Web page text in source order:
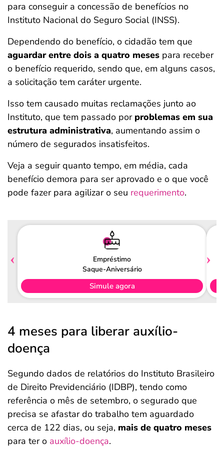
para conseguir a concessão de benefícios no
Instituto Nacional do Seguro Social (INSS).
Dependendo do benefício, o cidadão tem que
aguardar entre dois a quatro meses para receber
o benefício requerido, sendo que, em alguns casos,
a solicitação tem caráter urgente.
Isso tem causado muitas reclamações junto ao
Instituto, que tem passado por problemas em sua
estrutura administrativa, aumentando assim o
número de segurados insatisfeitos.
Veja a seguir quanto tempo, em média, cada
benefício demora para ser aprovado e o que você
pode fazer para agilizar o seu requerimento.
Empréstimo
Saque-Aniversário
Simule agora
4 meses para liberar auxílio-
doença
Segundo dados de relatórios do Instituto Brasileiro
de Direito Previdenciário (IDBP), tendo como
referência o mês de setembro, o segurado que
precisa se afastar do trabalho tem aguardado
cerca de 122 dias, ou seja, mais de quatro meses
para ter o auxílio-doença.